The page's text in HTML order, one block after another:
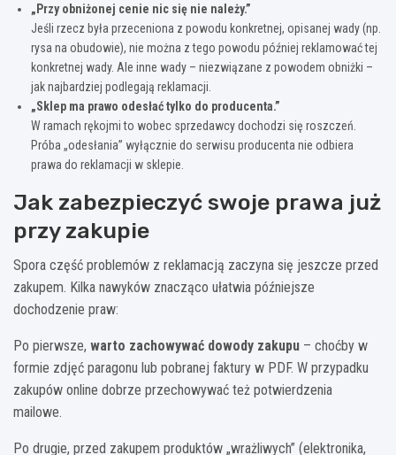
„Przy obniżonej cenie nic się nie należy.”
Jeśli rzecz była przeceniona z powodu konkretnej, opisanej wady (np.
rysa na obudowie), nie można z tego powodu później reklamować tej
konkretnej wady. Ale inne wady – niezwiązane z powodem obniżki –
jak najbardziej podlegają reklamacji.
„Sklep ma prawo odesłać tylko do producenta.”
W ramach rękojmi to wobec sprzedawcy dochodzi się roszczeń.
Próba „odesłania” wyłącznie do serwisu producenta nie odbiera
prawa do reklamacji w sklepie.
Jak zabezpieczyć swoje prawa już
przy zakupie
Spora część problemów z reklamacją zaczyna się jeszcze przed
zakupem. Kilka nawyków znacząco ułatwia późniejsze
dochodzenie praw:
Po pierwsze, warto zachowywać dowody zakupu – choćby w
formie zdjęć paragonu lub pobranej faktury w PDF. W przypadku
zakupów online dobrze przechowywać też potwierdzenia
mailowe.
Po drugie, przed zakupem produktów „wrażliwych” (elektronika,